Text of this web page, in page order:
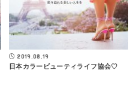
2019.08.19
日本カラービューティライフ協会♡